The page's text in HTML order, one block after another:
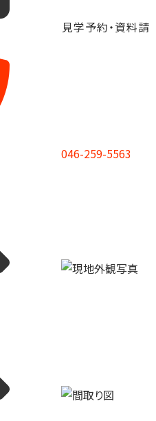
見学予約・資料請
046-259-5563